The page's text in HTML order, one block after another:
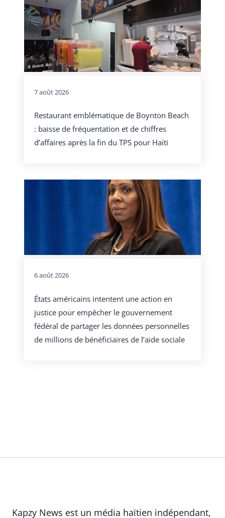
7 août 2026
Restaurant emblématique de Boynton Beach
: baisse de fréquentation et de chiffres
d’affaires après la fin du TPS pour Haïti
6 août 2026
États américains intentent une action en
justice pour empêcher le gouvernement
fédéral de partager les données personnelles
de millions de bénéficiaires de l’aide sociale
Kapzy News est un média haïtien indépendant,